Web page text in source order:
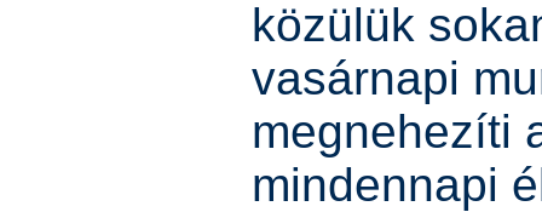
közülük
vasárnapi
megnehezíti
mindennapi